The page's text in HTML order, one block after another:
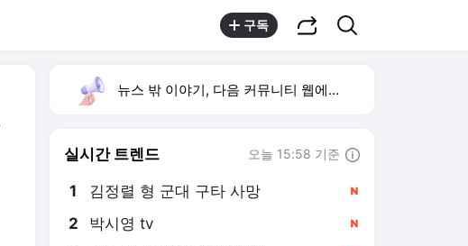
구독
뉴스 밖 이야기, 다음 커뮤니티 웹에서 보기
실시간 트렌드 오늘 15:58 기준
1 김정렬 형 군대 구타 사망
2 박시영 tv